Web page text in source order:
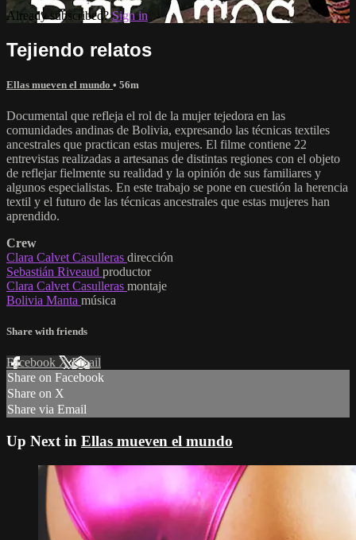
Already subscribed?Sign in
Tejiendo relatos
Ellas mueven el mundo • 56m
Documental que refleja el rol de la mujer tejedora en las
comunidades andinas de Bolivia, expresando las técnicas textiles
ancestrales que practican estas mujeres. El filme contiene 22
entrevistas realizadas a artesanas de distintas regiones con el objeto
de reflejar fielmente su realidad y la opinión de sus familiares y
algunos especialistas. En este trabajo se pone en cuestión la herencia
textil y el futuro de las técnicas ancestrales que estas mujeres han
aprendido.
Crew
Clara Calvet Casulleras dirección
Sebastián Riveaud productor
Clara Calvet Casulleras montaje
Bolivia Manta música
Share with friends
Facebook XEmail
Share on Facebook
Share on X
Share via Email
Up Next in Ellas mueven el mundo